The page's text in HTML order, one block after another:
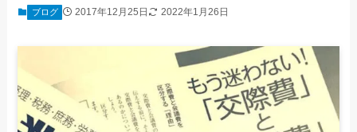
ブログ 2017年12月25日 2022年1月26日